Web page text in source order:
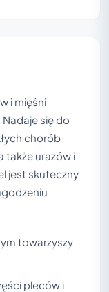
i mięśni
się do
chorób
także urazów i
jest skuteczny
towarzyszy
pleców i